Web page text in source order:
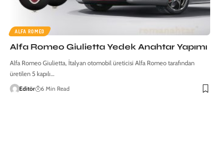
ALFA ROMEO
Alfa Romeo Giulietta Yedek Anahtar Yapımı
Alfa Romeo Giulietta, İtalyan otomobil üreticisi Alfa Romeo tarafından
üretilen 5 kapılı…
Editör 6 Min Read